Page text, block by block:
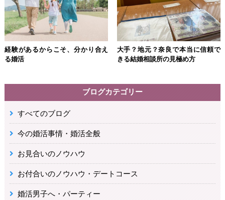
経験があるからこそ、分かり合え
る婚活
大手？地元？奈良で本当に信頼で
きる結婚相談所の見極め方
ブログカテゴリー
すべてのブログ
今の婚活事情・婚活全般
お見合いのノウハウ
お付合いのノウハウ・デートコース
婚活男子へ・パーティー